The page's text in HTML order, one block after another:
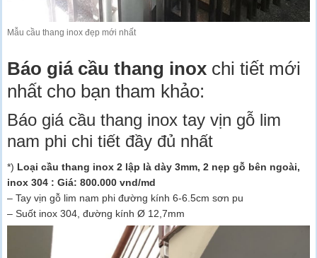
Mẫu cầu thang inox đẹp mới nhất
Báo giá cầu thang inox chi tiết mới
nhất cho bạn tham khảo:
Báo giá cầu thang inox tay vịn gỗ lim
nam phi chi tiết đầy đủ nhất
*) Loại cầu thang inox 2 lập là dày 3mm, 2 nẹp gỗ bên ngoài,
inox 304 : Giá: 800.000 vnd/md
– Tay vịn gỗ lim nam phi đường kính 6-6.5cm sơn pu
– Suốt inox 304, đường kính Ø 12,7mm